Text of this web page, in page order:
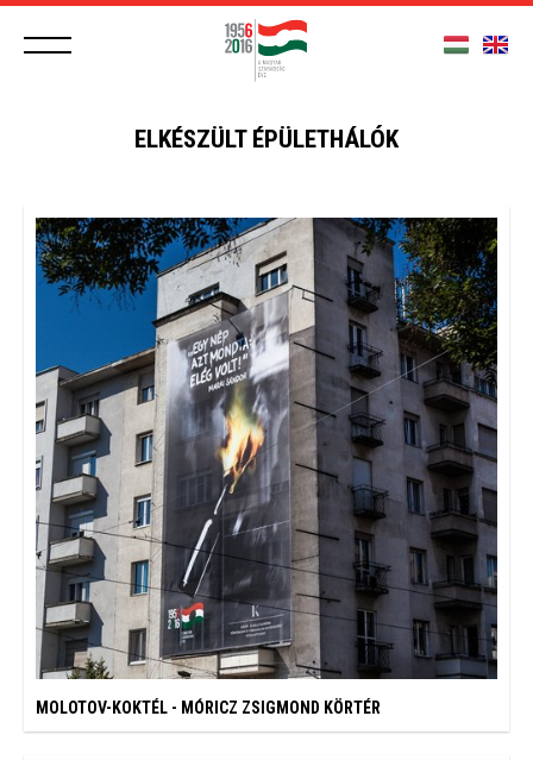
ELKÉSZÜLT ÉPÜLETHÁLÓK
MOLOTOV-KOKTÉL - MÓRICZ ZSIGMOND KÖRTÉR